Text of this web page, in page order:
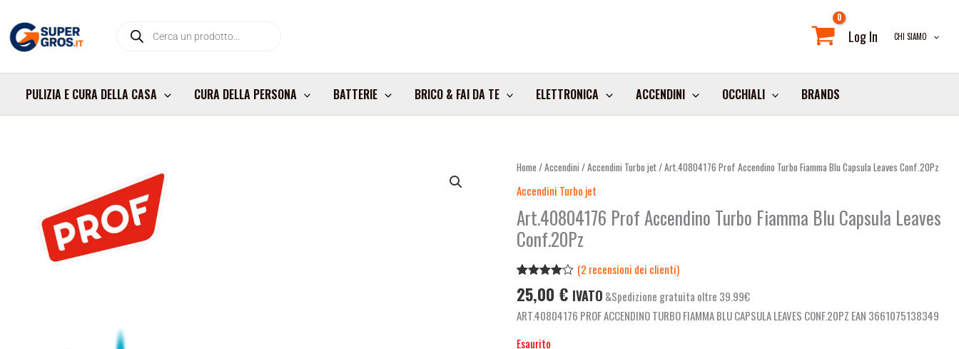
contenuto
search Log In CHI SIAMO
PULIZIA E CURA DELLA CASA CURA DELLA PERSONA BATTERIE BRICO & FAI DA TE ELETTRONICA ACCENDINI OCCHIALI BRANDS
Home /Accendini /Accendini Turbo jet/ Art.40804176 Prof Accendino Turbo Fiamma Blu Capsula Leaves Conf.20Pz
Accendini Turbo jet
Art.40804176 Prof Accendino Turbo Fiamma Blu Capsula Leaves
Conf.20Pz
4.00 su
5 su
base di
(2 recensioni dei clienti)
25,00 € IVATO &Spedizione gratuita oltre 39.99€
ART.40804176 PROF ACCENDINO TURBO FIAMMA BLU CAPSULA LEAVES CONF.20PZ EAN 3661075138349
Esaurito